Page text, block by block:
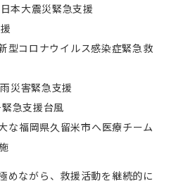
本大震災緊急支援
コロナウイルス感染症緊急救
災害緊急支援
急支援台風
福岡県久留米市へ医療チーム
めながら、救援活動を継続的に